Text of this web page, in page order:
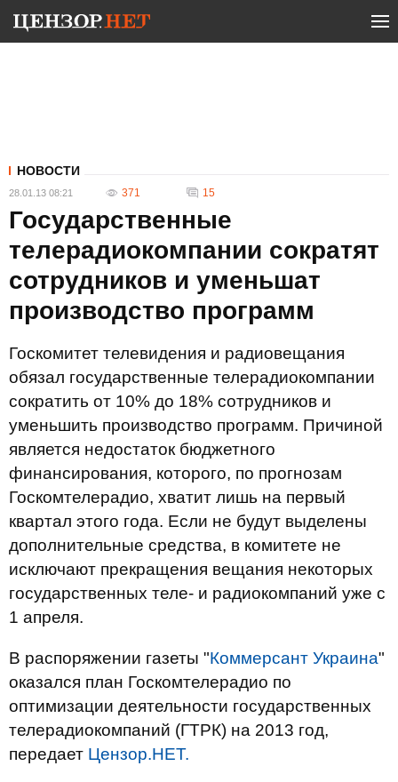
НОВОСТИ
28.01.13 08:21 371 15
Государственные
телерадиокомпании сократят
сотрудников и уменьшат
производство программ
Госкомитет телевидения и радиовещания
обязал государственные телерадиокомпании
сократить от 10% до 18% сотрудников и
уменьшить производство программ. Причиной
является недостаток бюджетного
финансирования, которого, по прогнозам
Госкомтелерадио, хватит лишь на первый
квартал этого года. Если не будут выделены
дополнительные средства, в комитете не
исключают прекращения вещания некоторых
государственных теле- и радиокомпаний уже с
1 апреля.
В распоряжении газеты "Коммерсант Украина"
оказался план Госкомтелерадио по
оптимизации деятельности государственных
телерадиокомпаний (ГТРК) на 2013 год,
передает Цензор.НЕТ.